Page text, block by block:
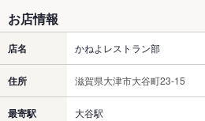
お店情報
店名 かねよレストラン部
住所 滋賀県大津市大谷町23-15
最寄駅 大谷駅